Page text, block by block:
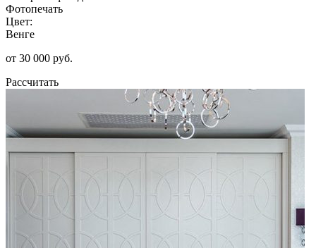
Фотопечать
Цвет:
Венге
от 30 000 руб.
Рассчитать